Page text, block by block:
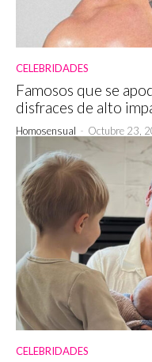
CELEBRIDADES
Famosos que se
disfraces de alto
Homosensual - Octubre 23,
CELEBRIDADES